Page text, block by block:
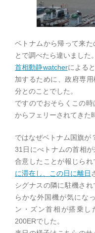
ベトナムから帰って来
とで調べたら違いました。
首相動静watcherによる
加するために、政府専
分とのことでした。
ですのでおそらくこの
からフェリーされてきた
ではなぜベトナム国旗が
31日にべトナムの首相
合意したことが報じられ
に滞在し、この日に離日
シグナスの隣に駐機さ
らかな外国機が気にな
ン・ズン首相が搭乗
200ERでした。